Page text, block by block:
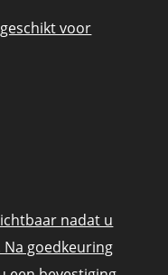
voor
nadat u
goedkeuring